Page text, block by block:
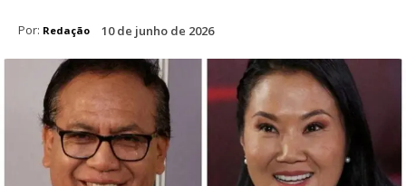
Por: Redação 10 de junho de 2026